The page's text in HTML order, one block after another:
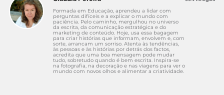
Formada em Educação, aprendeu a lidar com
perguntas difíceis e a explicar o mundo com
paciência. Pelo caminho, mergulhou no universo
da escrita, da comunicação estratégica e do
marketing de conteúdo. Hoje, usa essa bagagem
para criar histórias que informam, envolvem e, com
sorte, arrancam um sorriso. Atenta às tendências,
às pessoas e às histórias por detrás dos factos,
acredita que uma boa mensagem pode mudar
tudo, sobretudo quando é bem escrita. Inspira-se
na fotografia, na decoração e nas viagens para ver o
mundo com novos olhos e alimentar a criatividade.